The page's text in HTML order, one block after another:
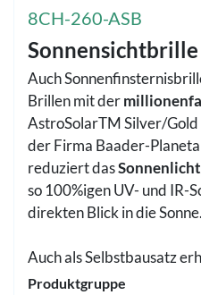
8CH-260-ASB
Sonnensichtbrille
Auch
Brillen mit der
AstroSolarTM Silver/Gold
der Firma Baader-
reduziert das
so 100%igen UV- und IR-
direkten Blick in die Sonne.
Auch als Selbstbausatz
Produktgruppe